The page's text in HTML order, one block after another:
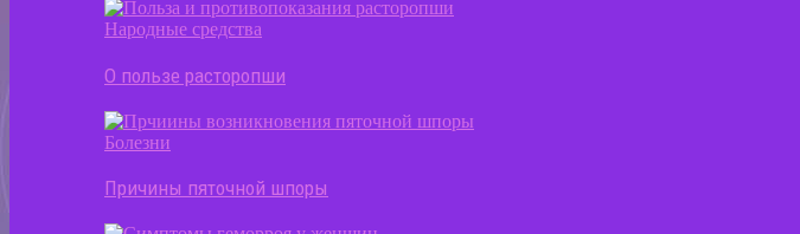
Народные средства
О пользе расторопши
Болезни
Причины пяточной шпоры